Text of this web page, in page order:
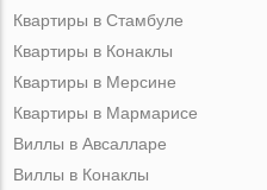
Квартиры в Стамбуле
Квартиры в Конаклы
Квартиры в Мерсине
Квартиры в Мармарисе
Виллы в Авсалларе
Виллы в Конаклы